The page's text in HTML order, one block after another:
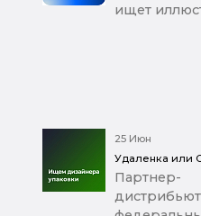
ищет
25 Июн
Удаленка или
Партнер-